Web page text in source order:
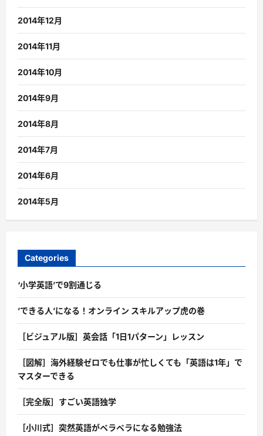
2014年12月
2014年11月
2014年10月
2014年9月
2014年8月
2014年7月
2014年6月
2014年5月
Categories
‘小学英語’で9割通じる
’できる人’になる！オンライン スキルアップ虎の巻
［ビジュアル版］英会話「1日1パターン」レッスン
［図解］海外経験ゼロでも仕事が忙しくても「英語は1年」で
マスターできる
［完全版］すごい英語独学
［小川式］突然英語がペラペラになる勉強法